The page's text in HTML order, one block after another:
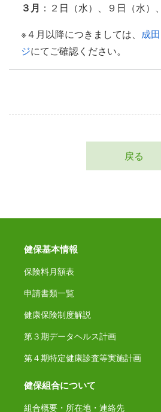
３月 ：２日（水）、９日（水）
※４月以降につきましては、 成
ジにてご確認ください。
戻る
健保基本情報
保険料月額表
申請書類一覧
健康保険制度解説
第３期データヘルス計画
第４期特定健康診査等実施計画
健保組合について
組合概要・所在地・連絡先